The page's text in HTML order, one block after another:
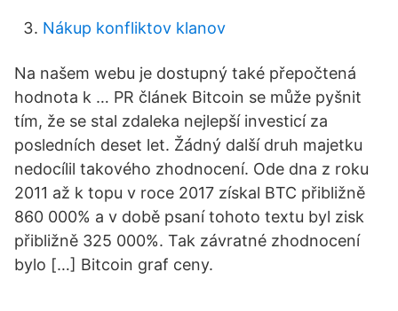
Nákup konfliktov klanov
Na našem webu je dostupný také přepočtená
hodnota k … PR článek Bitcoin se může pyšnit
tím, že se stal zdaleka nejlepší investicí za
posledních deset let. Žádný další druh majetku
nedocílil takového zhodnocení. Ode dna z roku
2011 až k topu v roce 2017 získal BTC přibližně
860 000% a v době psaní tohoto textu byl zisk
přibližně 325 000%. Tak závratné zhodnocení
bylo […] Bitcoin graf ceny.